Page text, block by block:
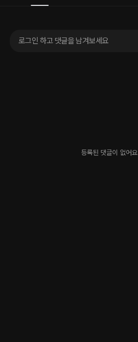
로그인 하고 댓글을 남겨보세요
등록된 댓글이 없어요